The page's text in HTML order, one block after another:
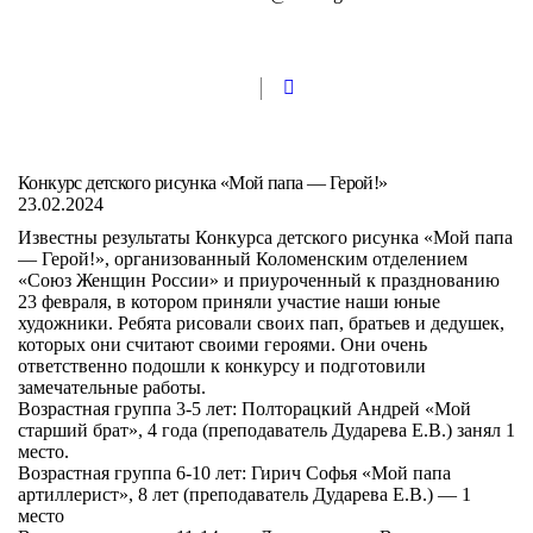
Конкурс детского рисунка «Мой папа — Герой!»
23.02.2024
Известны результаты Конкурса детского рисунка «Мой папа
— Герой!», организованный Коломенским отделением
«Союз Женщин России» и приуроченный к празднованию
23 февраля, в котором приняли участие наши юные
художники. Ребята рисовали своих пап, братьев и дедушек,
которых они считают своими героями. Они очень
ответственно подошли к конкурсу и подготовили
замечательные работы.
Возрастная группа 3-5 лет: Полторацкий Андрей «Мой
старший брат», 4 года (преподаватель Дударева Е.В.) занял 1
место.
Возрастная группа 6-10 лет: Гирич Софья «Мой папа
артиллерист», 8 лет (преподаватель Дударева Е.В.) — 1
место